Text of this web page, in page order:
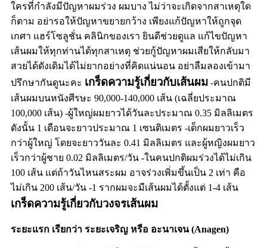
ใครที่กำลังมีปัญหาผมร่วง ผมบาง ไม่ว่าจะเกิดจากสาเหตุใด
ก็ตาม อย่ารอให้ปัญหาขยายกว้าง เพียงแก้ปัญหาให้ถูกจุด
เกศา แฮร์โซลูชั่น คลินิกของเรา ยินดีช่วยดูแล แก้ไขปัญหา
เส้นผมให้ทุกท่านได้ทุกสาเหตุ ช่วยกู้ปัญหาผมเสียให้กลับมา
สวยได้ดังเดิมได้ไม่ยากอย่างที่คิดแน่นอน อย่าลืมลองเข้ามา
ปรึกษากันดูนะคะ เกร็ดความรู้เกี่ยวกับเส้นผม -คนปกติมี
เส้นผมบนหนังศีรษะ 90,000-140,000 เส้น (เฉลี่ยประมาณ
100,000 เส้น) -ผู้ใหญ่ผมยาวได้วันละประมาณ 0.35 มิลลิเมตร
ดังนั้น 1 เดือนจะยาวประมาณ 1 เซนติเมตร -เด็กผมยาวเร็ว
กว่าผู้ใหญ่ โดยจะยาววันละ 0.41 มิลลิเมตร และผู้หญิงผมยาว
เร็วกว่าผู้ชาย 0.02 มิลลิเมตร/วัน -ในคนปกติผมร่วงได้ไม่เกิน
100 เส้น แต่ถ้าวันไหนสระผม อาจร่วงเพิ่มขึ้นเป็น 2 เท่า คือ
ไม่เกิน 200 เส้น/วัน -1 รากผมจะมีเส้นผมได้ตั้งแต่ 1-4 เส้น
เกร็ดความรู้เกี่ยวกับวงจรเส้นผม
ระยะแรก เรียกว่า ระยะเจริญ หรือ อะนาเจน(Anagen)